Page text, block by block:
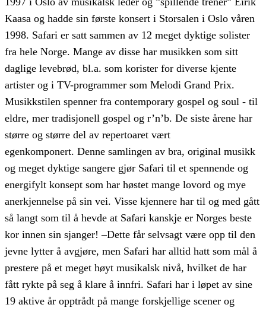
Kaasa og hadde sin første konsert i Storsalen i Oslo våren
1998. Safari er satt sammen av 12 meget dyktige solister
fra hele Norge. Mange av disse har musikken som sitt
daglige levebrød, bl.a. som korister for diverse kjente
artister og i TV-programmer som Melodi Grand Prix.
Musikkstilen spenner fra contemporary gospel og soul - til
eldre, mer tradisjonell gospel og r’n’b. De siste årene har
større og større del av repertoaret vært
egenkomponert. Denne samlingen av bra, original musikk
og meget dyktige sangere gjør Safari til et spennende og
energifylt konsept som har høstet mange lovord og mye
anerkjennelse på sin vei. Visse kjennere har til og med gått
så langt som til å hevde at Safari kanskje er Norges beste
kor innen sin sjanger! –Dette får selvsagt være opp til den
jevne lytter å avgjøre, men Safari har alltid hatt som mål å
prestere på et meget høyt musikalsk nivå, hvilket de har
fått rykte på seg å klare å innfri. Safari har i løpet av sine
19 aktive år opptrådt på mange forskjellige scener og